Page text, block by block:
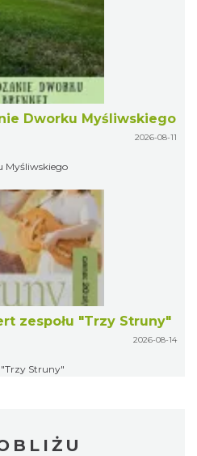
Dworku Myśliwskiego
2026-08-11
Myśliwskiego
zespołu "Trzy Struny"
2026-08-14
"Trzy Struny"